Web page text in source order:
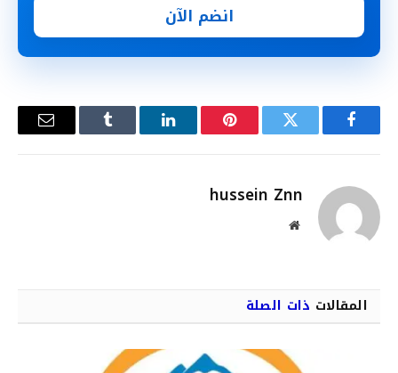
انضم الآن
فيسبوك تويتر بينتيريستلينكدإن Tumblr
البريد
hussein Znn
موقع
المقالات ذات الصلة